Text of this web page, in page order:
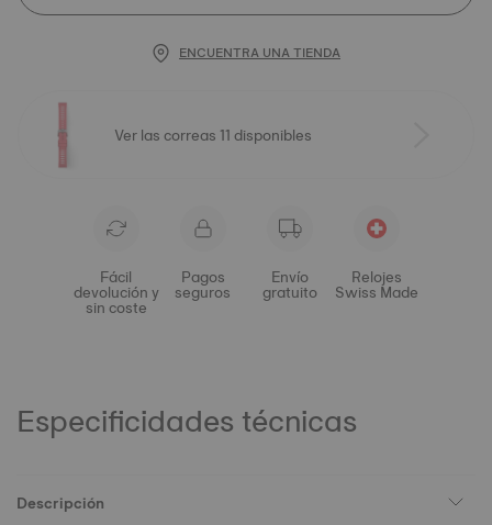
ENCUENTRA UNA TIENDA
Ver las correas 11 disponibles
Fácil
devolución y
sin coste
Pagos
seguros
Envío
gratuito
Relojes
Swiss Made
Especificidades técnicas
Descripción